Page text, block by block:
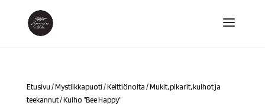
Etusivu /Mystiikkapuoti /Keittiönoita /Mukit, pikarit, kulhot ja
teekannut/ Kulho ”Bee Happy”